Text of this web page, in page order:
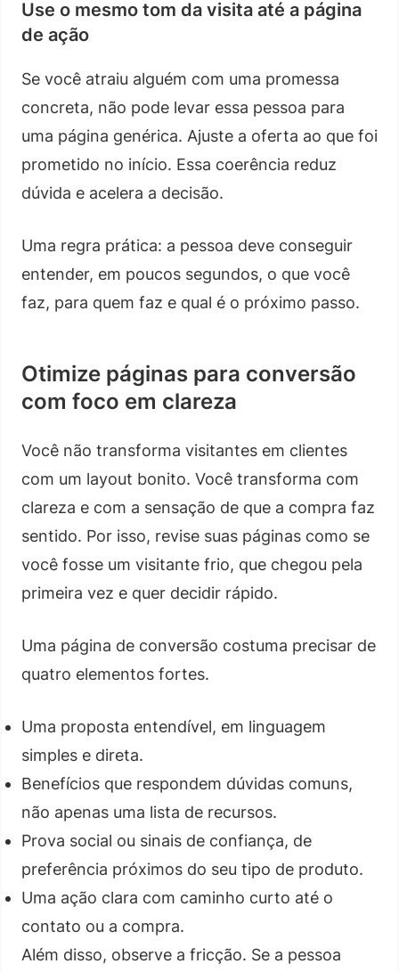
Use o mesmo tom da visita até a página
de ação
Se você atraiu alguém com uma promessa
concreta, não pode levar essa pessoa para
uma página genérica. Ajuste a oferta ao que foi
prometido no início. Essa coerência reduz
dúvida e acelera a decisão.
Uma regra prática: a pessoa deve conseguir
entender, em poucos segundos, o que você
faz, para quem faz e qual é o próximo passo.
Otimize páginas para conversão
com foco em clareza
Você não transforma visitantes em clientes
com um layout bonito. Você transforma com
clareza e com a sensação de que a compra faz
sentido. Por isso, revise suas páginas como se
você fosse um visitante frio, que chegou pela
primeira vez e quer decidir rápido.
Uma página de conversão costuma precisar de
quatro elementos fortes.
Uma proposta entendível, em linguagem
simples e direta.
Benefícios que respondem dúvidas comuns,
não apenas uma lista de recursos.
Prova social ou sinais de confiança, de
preferência próximos do seu tipo de produto.
Uma ação clara com caminho curto até o
contato ou a compra.
Além disso, observe a fricção. Se a pessoa